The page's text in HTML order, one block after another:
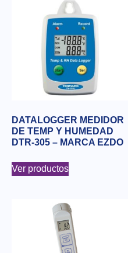
DATALOGGER MEDIDOR
DE TEMP Y HUMEDAD
DTR-305 – MARCA EZDO
Ver productos